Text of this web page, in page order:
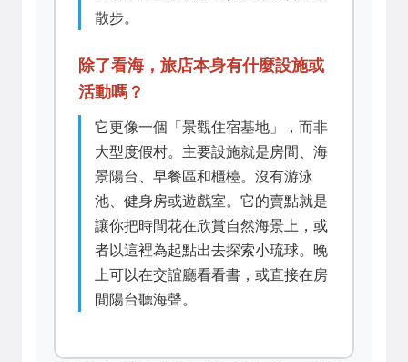
散步。
除了看海，旅店本身有什麼設施或
活動嗎？
它更像一個「景觀住宿基地」，而非
大型度假村。主要設施就是房間、海
景陽台、早餐區和櫃檯。沒有游泳
池、健身房或遊戲室。它的賣點就是
讓你把時間花在欣賞自然海景上，或
者以這裡為起點出去探索小琉球。晚
上可以在交誼廳看看書，或直接在房
間陽台聽海聲。